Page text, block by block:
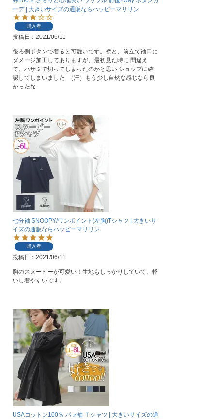
ーデ | 大きいサイズの通販ならハッピーマリリン
購入者
投稿日 2021/06/11
後ろ側ボタンで着ると可愛いです。襟と、前立て袖口に
ダメージ加工してありますが、最初見た時に 間違え
て、ハサミで切ってしまったのかと思い ショップに確
認してしまいました  （汗）もう少し自然な感じなら良
かったな
七分袖 SNOOPY/ワンポイント(左胸)Tシャツ | 大きいサ
イズの通販ならハッピーマリリン
購入者
投稿日 2021/06/11
胸のスヌーピーが可愛い！生地もしっかりしていて、軽
いし着やすいです。
USAコットン100％ パフ袖 Ｔシャツ | 大きいサイズの通